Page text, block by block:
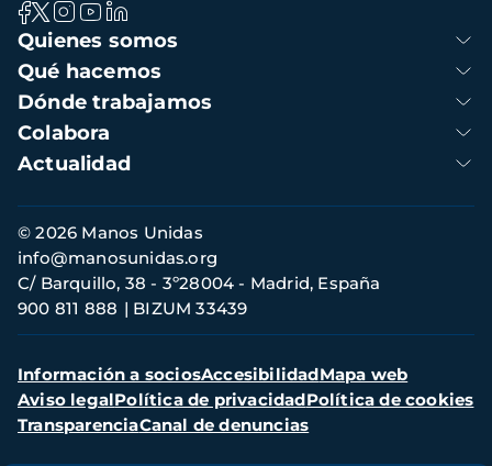
Navegación
principal
Quienes somos
Qué hacemos
Dónde trabajamos
Colabora
Actualidad
Información
de
contacto
© 2026 Manos Unidas
C/ Barquillo, 38 - 3º28004 - Madrid, España
900 811 888
BIZUM 33439
info@manosunidas.org
Menú
secundario
Información a sociosAccesibilidadMapa web
Aviso legalPolítica de privacidadPolítica de cookies
TransparenciaCanal de denuncias